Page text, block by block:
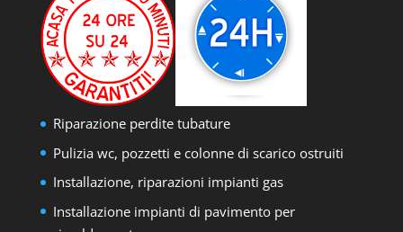
Riparazione perdite tubature
Pulizia wc, pozzetti e colonne di scarico ostruiti
Installazione, riparazioni impianti gas
Installazione impianti di pavimento per